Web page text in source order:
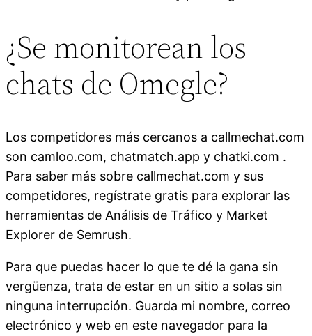
¿Se monitorean los
chats de Omegle?
Los competidores más cercanos a callmechat.com
son camloo.com, chatmatch.app y chatki.com .
Para saber más sobre callmechat.com y sus
competidores, regístrate gratis para explorar las
herramientas de Análisis de Tráfico y Market
Explorer de Semrush.
Para que puedas hacer lo que te dé la gana sin
vergüenza, trata de estar en un sitio a solas sin
ninguna interrupción. Guarda mi nombre, correo
electrónico y web en este navegador para la